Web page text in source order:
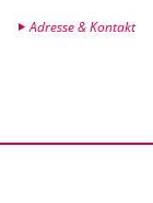
Adresse & Kontakt